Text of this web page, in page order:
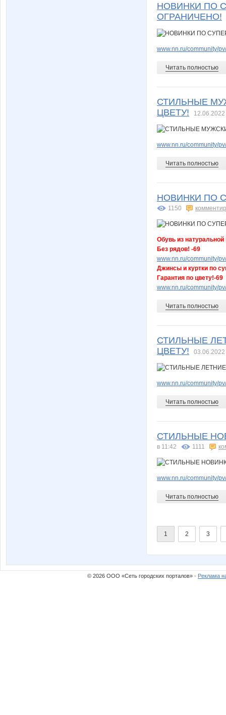
НОВИНКИ ПО
ОГРАНИЧЕНО!
www.nn.ru/community/
Читать полностью
СТИЛЬНЫЕ
ЦВЕТУ!
www.nn.ru/community/
Читать полностью
НОВИНКИ ПО
1150
Обувь из
Без рядов! -69
www.nn.ru/community/
Джинсы и куртки по
Гарантия по цвету!-69
www.nn.ru/community/
Читать полностью
СТИЛЬНЫЕ
ЦВЕТУ!
03.06.2022
www.nn.ru/community/
Читать полностью
СТИЛЬНЫЕ
в 11:42 1111
www.nn.ru/community/
Читать полностью
1 2 3
© 2026 ООО «Сеть городских порталов» · Реклама